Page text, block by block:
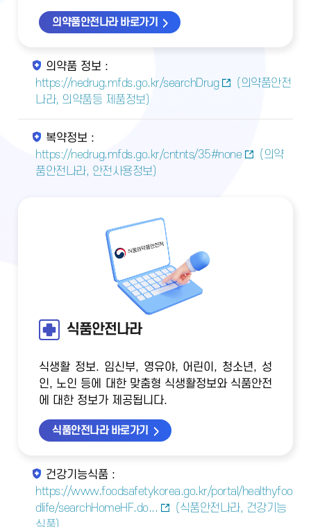
의약품안전나라 바로가기
의약품 정보 :
https://nedrug.mfds.go.kr/searchDrug
(의약품안전
나라, 의약품등 제품정보)
복약정보 :
https://nedrug.mfds.go.kr/cntnts/35#none
(의약
품안전나라, 안전사용정보)
식품안전나라
식생활 정보. 임신부, 영유야, 어린이, 청소년, 성
인, 노인 등에 대한 맞춤형 식생활정보와 식품안전
에 대한 정보가 제공됩니다.
식품안전나라 바로가기
건강기능식품 :
https://www.foodsafetykorea.go.kr/portal/healthyfoo
dlife/searchHomeHF.do...
(식품안전나라, 건강기능